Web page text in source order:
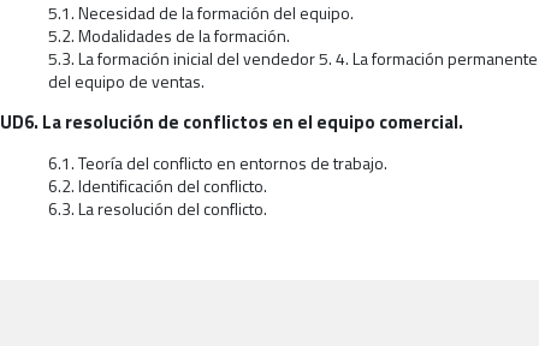
5.1. Necesidad de la formación del equipo.
5.2. Modalidades de la formación.
5.3. La formación inicial del vendedor 5. 4. La formación permanente
del equipo de ventas.
UD6. La resolución de conflictos en el equipo comercial.
6.1. Teoría del conflicto en entornos de trabajo.
6.2. Identificación del conflicto.
6.3. La resolución del conflicto.